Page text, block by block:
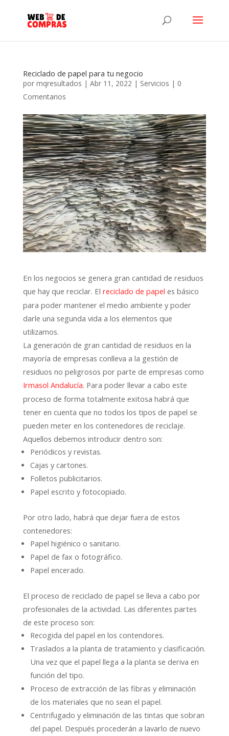
Reciclado de papel para tu negocio
por mqresultados | Abr 11, 2022 | Servicios | 0
Comentarios
En los negocios se genera gran cantidad de residuos
que hay que reciclar. El reciclado de papel es básico
para poder mantener el medio ambiente y poder
darle una segunda vida a los elementos que
utilizamos.
La generación de gran cantidad de residuos en la
mayoría de empresas conlleva a la gestión de
residuos no peligrosos por parte de empresas como
Irmasol Andalucía. Para poder llevar a cabo este
proceso de forma totalmente exitosa habrá que
tener en cuenta que no todos los tipos de papel se
pueden meter en los contenedores de reciclaje.
Aquellos debemos introducir dentro son:
Periódicos y revistas.
Cajas y cartones.
Folletos publicitarios.
Papel escrito y fotocopiado.
Por otro lado, habrá que dejar fuera de estos
contenedores:
Papel higiénico o sanitario.
Papel de fax o fotográfico.
Papel encerado.
El proceso de reciclado de papel se lleva a cabo por
profesionales de la actividad. Las diferentes partes
de este proceso son:
Recogida del papel en los contendores.
Traslados a la planta de tratamiento y clasificación.
Una vez que el papel llega a la planta se deriva en
función del tipo.
Proceso de extracción de las fibras y eliminación
de los materiales que no sean el papel.
Centrifugado y eliminación de las tintas que sobran
del papel. Después procederán a lavarlo de nuevo